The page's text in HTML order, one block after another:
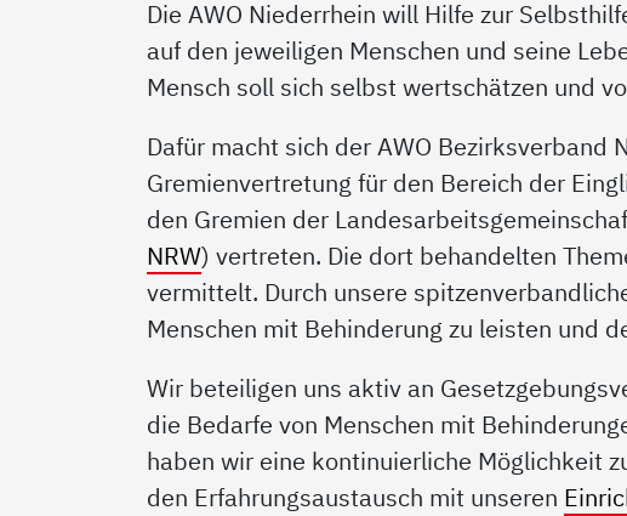
Die AWO Niederrhein will Hilfe zur
auf den jeweiligen Menschen und seine
Mensch soll sich selbst wertschätzen und
Dafür macht sich der AWO Bezirksverband
Gremienvertretung für den Bereich der
den Gremien der
NRW) vertreten. Die dort behandelten
vermittelt. Durch unsere
Menschen mit Behinderung zu leisten und
Wir beteiligen uns aktiv an
die Bedarfe von Menschen mit
haben wir eine kontinuierliche Möglichkeit
den Erfahrungsaustausch mit unseren